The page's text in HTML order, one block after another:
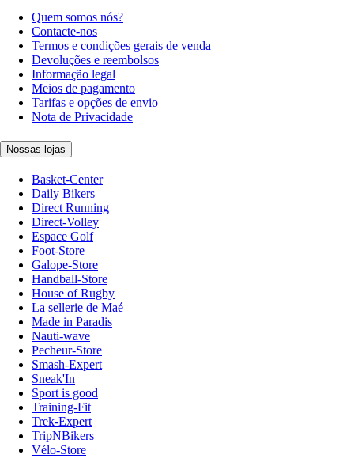
Quem somos nós?
Contacte-nos
Termos e condições gerais de venda
Devoluções e reembolsos
Informação legal
Meios de pagamento
Tarifas e opções de envio
Nota de Privacidade
Nossas lojas
Basket-Center
Daily Bikers
Direct Running
Direct-Volley
Espace Golf
Foot-Store
Galope-Store
Handball-Store
House of Rugby
La sellerie de Maé
Made in Paradis
Nauti-wave
Pecheur-Store
Smash-Expert
Sneak'In
Sport is good
Training-Fit
Trek-Expert
TripNBikers
Vélo-Store